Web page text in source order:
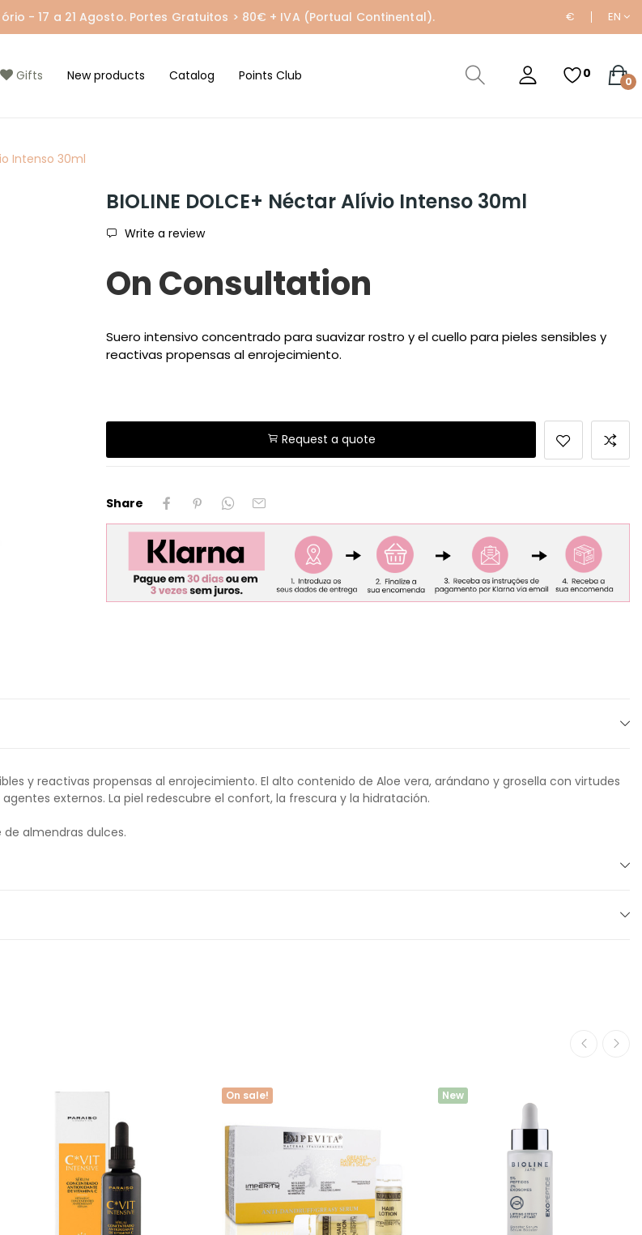
- 17 a 21 Agosto. Portes Gratuitos > 80€ + IVA (Portual Continental). € EN
Gifts New products Catalog Points Club 0
0
Intenso 30ml
BIOLINE DOLCE+ Néctar Alívio Intenso 30ml
Write a review
On Consultation
Suero intensivo concentrado para suavizar rostro y el cuello para pieles sensibles y
reactivas propensas al enrojecimiento.
Request a quote
Share
y reactivas propensas al enrojecimiento. El alto contenido de Aloe vera, arándano y grosella con virtudes
externos. La piel redescubre el confort, la frescura y la hidratación.
almendras dulces.
On sale! New